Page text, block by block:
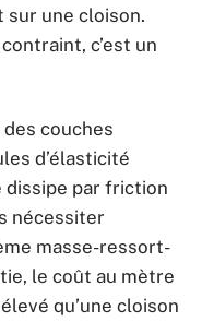
sur une cloison.
c’est un
couches
d’élasticité
dissipe par friction
nécessiter
masse-ressort-
le coût au mètre
qu’une cloison